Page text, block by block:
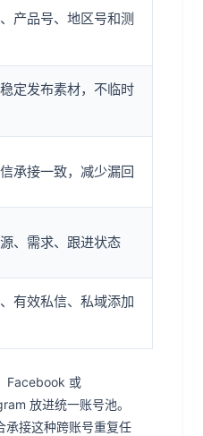
产品号、地区号和测
定发布素材，不临时
承接一致，减少漏回
、需求、跟进状态
有效私信、私域添加
Facebook 或
放进统一账号池。
承接这种跨账号重复任